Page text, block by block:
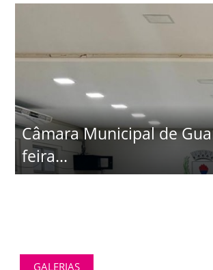
Câmara Municipal de
feira...
GALERIAS